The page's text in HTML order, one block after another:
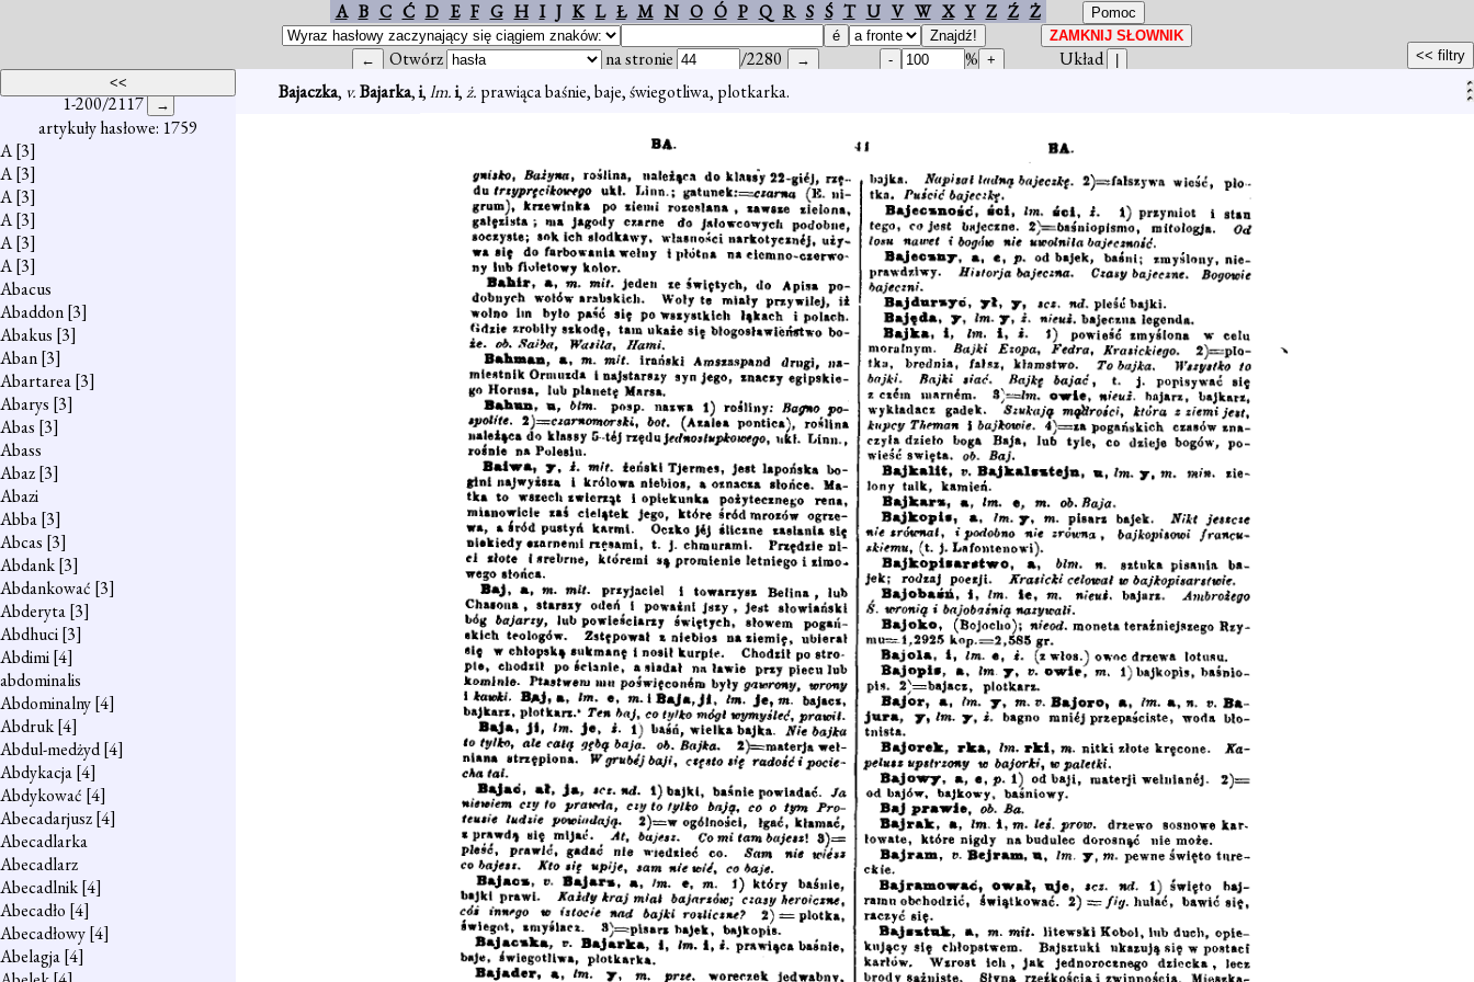
A B C Ć D E F G H I J K L Ł M N O Ó P Q R S Ś T U V W X Y Z Ź Ż
Otwórz na stronie /2280 %
Układ
1-200/2117
artykuły hasłowe: 1759
A[3]
A[3]
A[3]
A[3]
A[3]
A[3]
Abacus
Abaddon[3]
Abakus [3]
Aban[3]
Abartarea[3]
Abarys [3]
Abas [3]
Abass
Abaz[3]
Abazi
Abba[3]
Abcas [3]
Abdank[3]
Abdankować [3]
Abderyta[3]
Abdhuci[3]
Abdimi[4]
abdominalis
Abdominalny[4]
Abdruk[4]
Abdul-medżyd[4]
Abdykacja[4]
Abdykować [4]
Abecadarjusz[4]
Abecadlarka
Abecadlarz
Abecadlnik[4]
Abecadło [4]
Abecadłowy[4]
Abelagja[4]
Bajaczka, v.Bajarka,i,lm.i,ż. prawiąca baśnie, baje, świegotliwa, plotkarka.